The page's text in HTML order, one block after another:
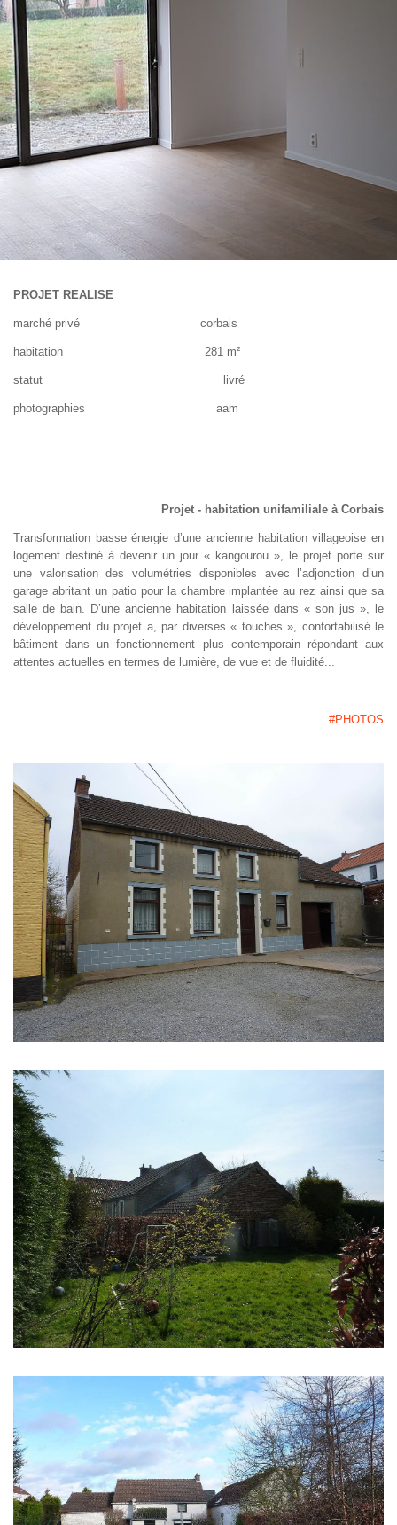
PROJET REALISE
marché privé corbais
habitation 281 m²
statut livré
photographies aam
Projet - habitation unifamiliale à Corbais
Transformation basse énergie d’une ancienne habitation villageoise en
logement destiné à devenir un jour « kangourou », le projet porte sur
une valorisation des volumétries disponibles avec l’adjonction d’un
garage abritant un patio pour la chambre implantée au rez ainsi que sa
salle de bain. D’une ancienne habitation laissée dans « son jus », le
développement du projet a, par diverses « touches », confortabilisé le
bâtiment dans un fonctionnement plus contemporain répondant aux
attentes actuelles en termes de lumière, de vue et de fluidité...
#PHOTOS